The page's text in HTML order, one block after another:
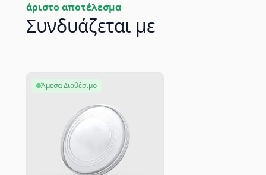
άριστο αποτέλεσμα
Συνδυάζεται με
Άμεσα Διαθέσιμο